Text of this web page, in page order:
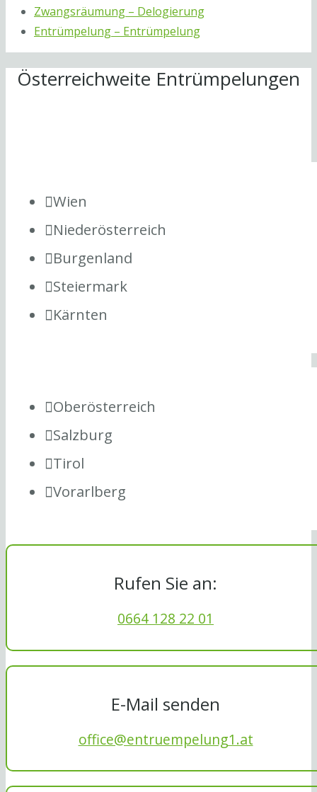
Zwangsräumung – Delogierung
Entrümpelung – Entrümpelung
Österreichweite Entrümpelungen
Wien
Niederösterreich
Burgenland
Steiermark
Kärnten
Oberösterreich
Salzburg
Tirol
Vorarlberg
Rufen Sie an:
0664 128 22 01
E-Mail senden
office@entruempelung1.at